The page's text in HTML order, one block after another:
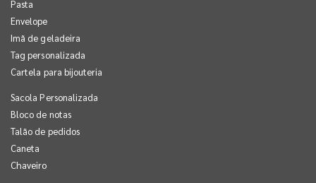
Pasta
Envelope
Imã de geladeira
Tag personalizada
Cartela para bijouteria
Sacola Personalizada
Bloco de notas
Talão de pedidos
Caneta
Chaveiro